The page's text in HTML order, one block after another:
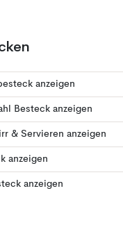
anzeigen
Besteck anzeigen
& Servieren anzeigen
anzeigen
anzeigen